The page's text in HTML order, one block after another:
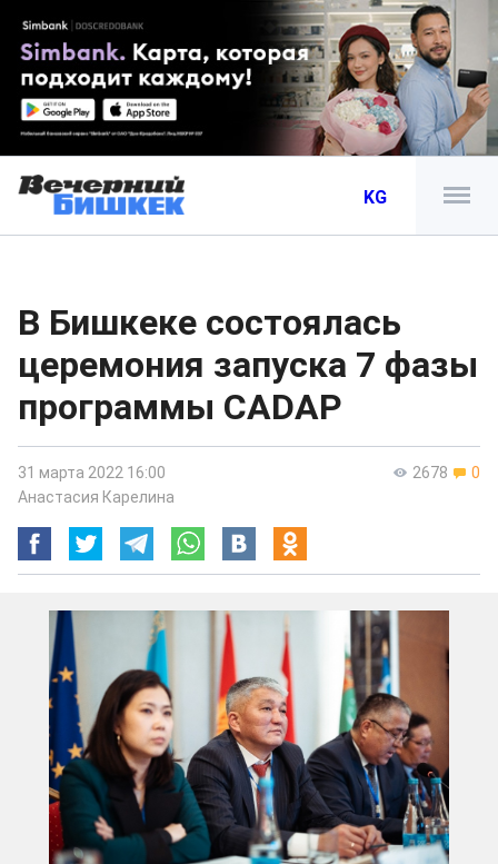
KG
В Бишкеке состоялась
церемония запуска 7 фазы
программы CADAP
2678 0
31 марта 2022 16:00
Анастасия Карелина